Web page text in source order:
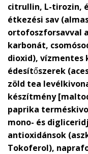
citrullin, L-tirozin,
étkezési sav
ortofoszforsavval
karbonát,
dioxid), vízmentes
édesítőszerek
zöld tea
készítmény
paprika
mono- és
antioxidánsok
Tokoferol),